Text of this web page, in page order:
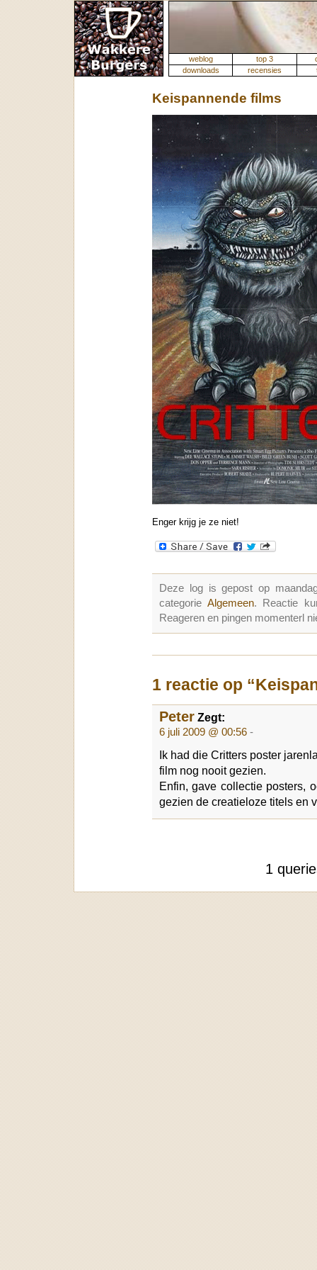
weblog top 3
downloads
recensies
Keispannende films
Enger krijg je ze niet!
Deze log is gepost op
categorie Algemeen. Reactie
Reageren en pingen momenterl
1 reactie op
Peter Zegt:
6 juli 2009 @ 00:56 -
Ik had die Critters poster
film nog nooit gezien.
Enfin, gave collectie posters,
gezien de creatieloze titels en
1